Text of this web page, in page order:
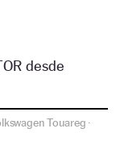
desde
Touareg ·